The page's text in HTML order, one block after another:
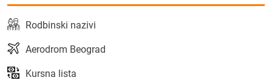
Rodbinski nazivi
Aerodrom Beograd
Kursna lista